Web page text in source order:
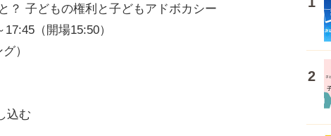
子どもの権利と子どもアドボカシー
（開場15:50）
）
込む